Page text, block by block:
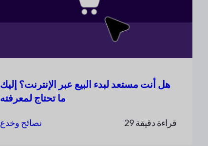
هل أنت مستعد لبدء البيع عبر الإنترنت؟ إليك
ما تحتاج لمعرفته
نصائح وخدع 29 قراءة دقيقة